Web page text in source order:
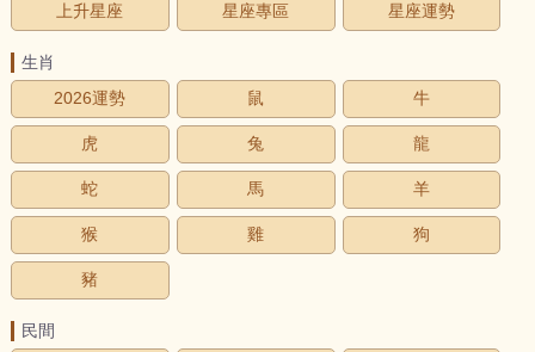
上升星座 星座專區 星座運勢
生肖
2026運勢
鼠 牛
虎 兔 龍
蛇 馬 羊
猴 雞 狗
豬
民間